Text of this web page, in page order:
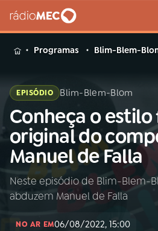
MENU
Buscar
na
Rádio
MEC
Buscar
Início
INÍCIO
Programas Blim-Blem-
EPISÓDIO Blim-Blem-Blom
Conheça o
original do
Manuel de Falla
Neste episódio de Blim-Blem-
abduzem Manuel de Falla
NO AR EM06/08/2022, 15:00